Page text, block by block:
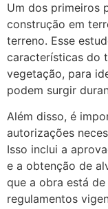
Um dos primeiros
construção em
terreno. Esse
características do
vegetação, para
podem surgir
Além disso, é
autorizações
Isso inclui a
e a obtenção de
que a obra está
regulamentos